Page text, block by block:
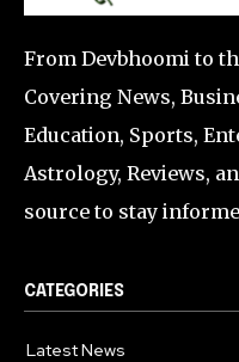
From Devbhoomi to
Covering News,
Education, Sports,
Astrology, Reviews,
source to stay
CATEGORIES
Latest News